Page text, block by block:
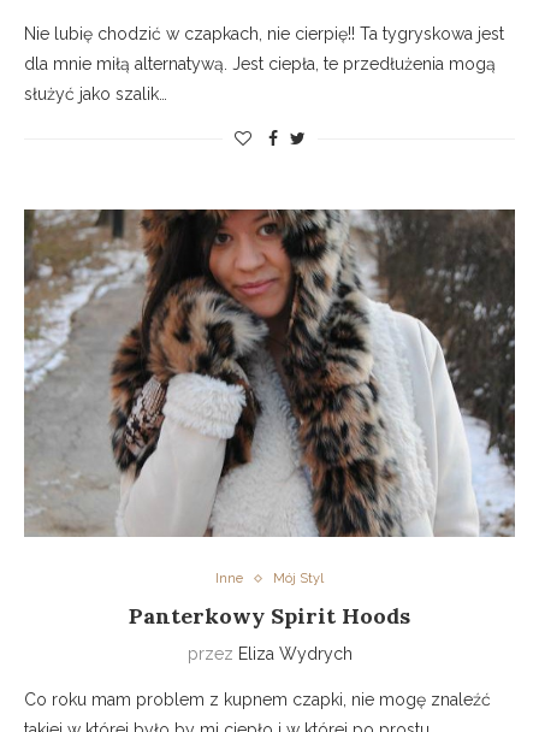
Nie lubię chodzić w czapkach, nie cierpię!! Ta tygryskowa jest
dla mnie miłą alternatywą. Jest ciepła, te przedłużenia mogą
służyć jako szalik…
Inne Mój Styl
Panterkowy Spirit Hoods
przez Eliza Wydrych
Co roku mam problem z kupnem czapki, nie mogę znaleźć